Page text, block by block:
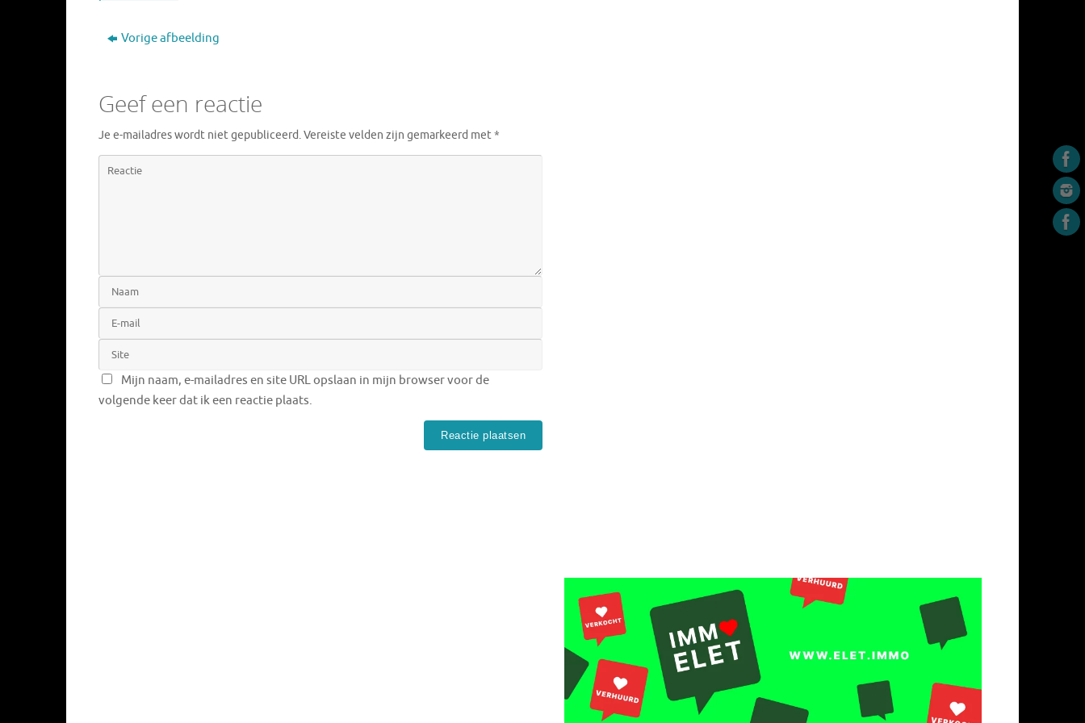
Vorige afbeelding
Geef een reactie
Je e-mailadres wordt niet gepubliceerd.Vereiste velden zijn gemarkeerd met*
Mijn naam, e-mailadres en site URL opslaan in mijn browser voor de
volgende keer dat ik een reactie plaats.